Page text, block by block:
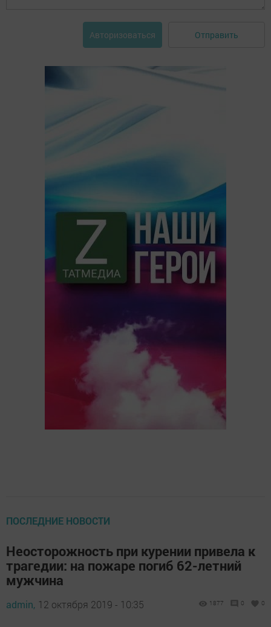
Авторизоваться Отправить
ПОСЛЕДНИЕ НОВОСТИ
Неосторожность при курении привела к
трагедии: на пожаре погиб 62-летний
мужчина
admin, 12 октября 2019 - 10:35 1877 0 0